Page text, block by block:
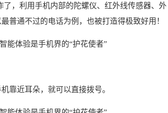
了，利用手机内部的陀螺仪、红外线传感器、外
普通不过的电话为例，也被打造得极致好用！
靠近耳朵，就可以直接拨号。